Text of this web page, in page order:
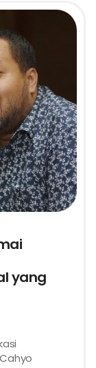
yang